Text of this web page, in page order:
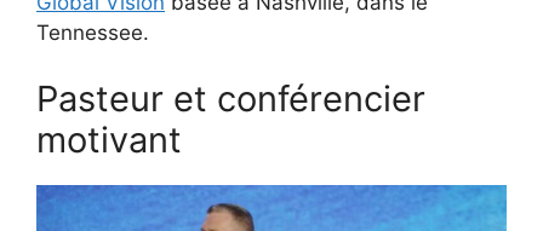
Tennessee.
Pasteur et conférencier
motivant